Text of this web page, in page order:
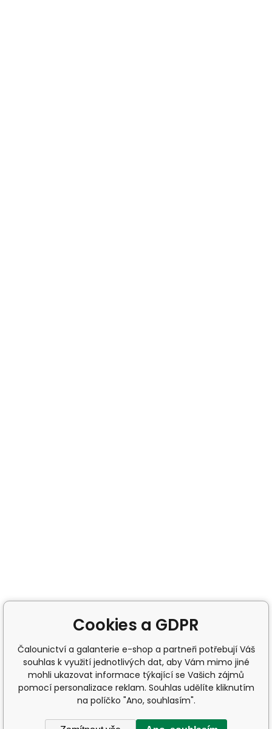
Cookies a GDPR
Čalounictví a galanterie e-shop a partneři potřebují Váš
souhlas k využití jednotlivých dat, aby Vám mimo jiné
mohli ukazovat informace týkající se Vašich zájmů
pomocí personalizace reklam. Souhlas udělíte kliknutím
na políčko "Ano, souhlasím".